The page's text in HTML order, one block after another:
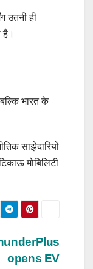
उतनी ही
है।
भारत के
साझेदारियों
मोबिलिटी
opens EV